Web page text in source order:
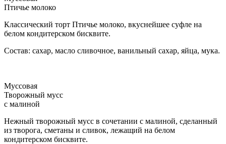
Птичье молоко
Классический торт Птичье молоко, вкуснейшее суфле на
белом кондитерском бисквите.
Состав: сахар, масло сливочное, ванильный сахар, яйца, мука.
Муссовая
Творожный мусс
с малиной
Нежный творожный мусс в сочетании с малиной, сделанный
из творога, сметаны и сливок, лежащий на белом
кондитерском бисквите.